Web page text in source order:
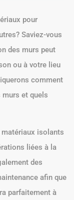
pour
Saviez-vous
des murs peut
ou à votre lieu
comment
et quels
isolants
liées à la
des
afin que
parfaitement à